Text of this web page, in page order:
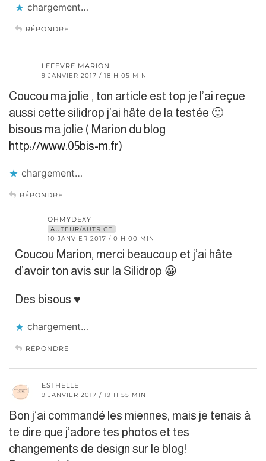
chargement…
RÉPONDRE
LEFEVRE MARION
9 JANVIER 2017 / 18 H 05 MIN
Coucou ma jolie , ton article est top je l’ai reçue
aussi cette silidrop j’ai hâte de la testée 🙂
bisous ma jolie ( Marion du blog
http://www.05bis-m.fr)
chargement…
RÉPONDRE
OHMYDEXY
AUTEUR/AUTRICE
10 JANVIER 2017 / 0 H 00 MIN
Coucou Marion, merci beaucoup et j’ai hâte
d’avoir ton avis sur la Silidrop 😀
Des bisous ♥︎
chargement…
RÉPONDRE
ESTHELLE
9 JANVIER 2017 / 19 H 55 MIN
Bon j’ai commandé les miennes, mais je tenais à
te dire que j’adore tes photos et tes
changements de design sur le blog!